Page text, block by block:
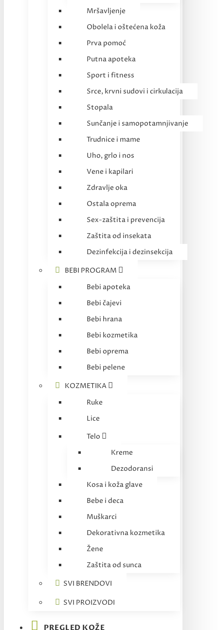
Mršavljenje
Obolela i oštećena koža
Prva pomoć
Putna apoteka
Sport i fitness
Srce, krvni sudovi i cirkulacija
Stopala
Sunčanje i samopotamnjivanje
Trudnice i mame
Uho, grlo i nos
Vene i kapilari
Zdravlje oka
Ostala oprema
Sex-zaštita i prevencija
Zaštita od insekata
Dezinfekcija i dezinsekcija
BEBI PROGRAM
Bebi apoteka
Bebi čajevi
Bebi hrana
Bebi kozmetika
Bebi oprema
Bebi pelene
KOZMETIKA
Ruke
Lice
Telo
Kreme
Dezodoransi
Kosa i koža glave
Bebe i deca
Muškarci
Dekorativna kozmetika
Žene
Zaštita od sunca
SVI BRENDOVI
SVI PROIZVODI
PREGLED KOŽE